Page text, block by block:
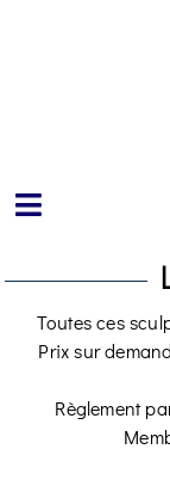
Toutes ces
Prix sur
Règlement